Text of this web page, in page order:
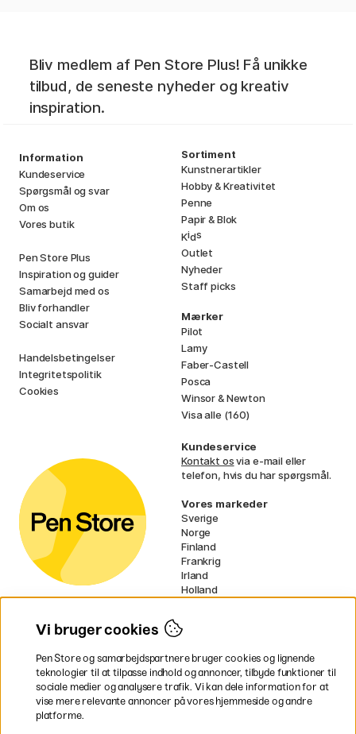
Bliv medlem af Pen Store Plus! Få unikke
tilbud, de seneste nyheder og kreativ
inspiration.
Information
Kundeservice
Spørgsmål og svar
Om os
Vores butik
Pen Store Plus
Inspiration og guider
Samarbejd med os
Bliv forhandler
Socialt ansvar
Handelsbetingelser
Integritetspolitik
Cookies
Sortiment
Kunstnerartikler
Hobby & Kreativitet
Penne
Papir & Blok
Kids
Outlet
Nyheder
Staff picks
Mærker
Pilot
Lamy
Faber-Castell
Posca
Winsor & Newton
Visa alle (160)
Kundeservice
Kontakt osvia e-mail eller
telefon, hvis du har spørgsmål.
Vores markeder
Sverige
Norge
Finland
Frankrig
Irland
Holland
EU
* Specifikkefragtvilkår gælder for
voluminøse varer.
Vi bruger cookies
Pen Store og samarbejdspartnere bruger cookies og lignende
teknologier til at tilpasse indhold og annoncer, tilbyde funktioner til
sociale medier og analysere trafik. Vi kan dele information for at
vise mere relevante annoncer på vores hjemmeside og andre
platforme.